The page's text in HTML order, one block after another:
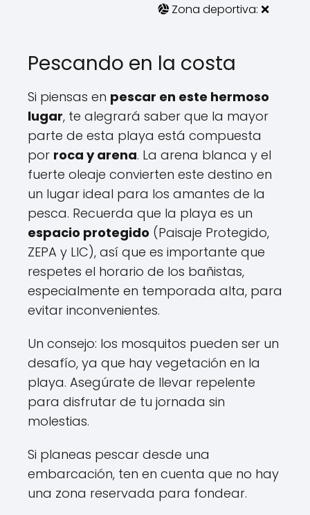
Zona deportiva: ❌
Pescando en la costa
Si piensas en pescar en este hermoso
lugar, te alegrará saber que la mayor
parte de esta playa está compuesta
por roca y arena. La arena blanca y el
fuerte oleaje convierten este destino en
un lugar ideal para los amantes de la
pesca. Recuerda que la playa es un
espacio protegido (Paisaje Protegido,
ZEPA y LIC), así que es importante que
respetes el horario de los bañistas,
especialmente en temporada alta, para
evitar inconvenientes.
Un consejo: los mosquitos pueden ser un
desafío, ya que hay vegetación en la
playa. Asegúrate de llevar repelente
para disfrutar de tu jornada sin
molestias.
Si planeas pescar desde una
embarcación, ten en cuenta que no hay
una zona reservada para fondear.